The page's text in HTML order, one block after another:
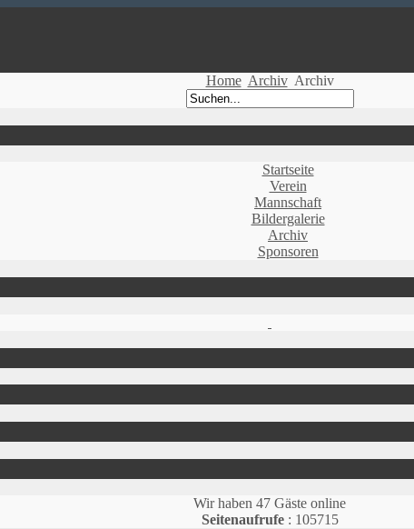
Home Archiv Archiv
Startseite
Verein
Mannschaft
Bildergalerie
Archiv
Sponsoren
Wir haben 47 Gäste online
Seitenaufrufe: 105715